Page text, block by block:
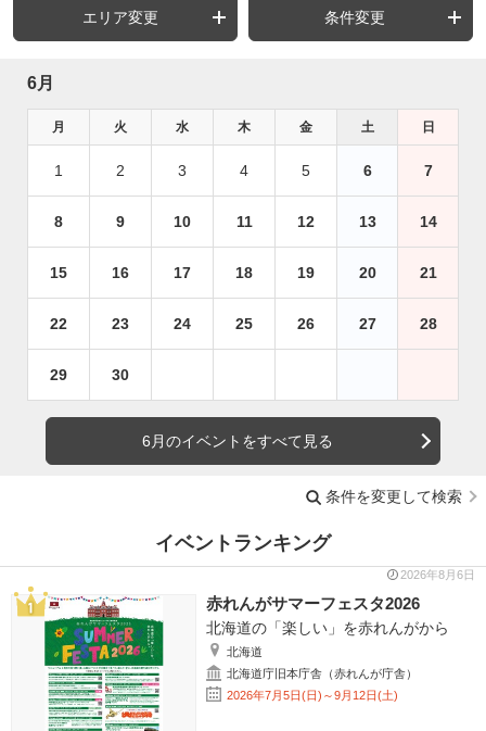
エリア変更 条件変更
6月
月 火 水 木 金 土 日
1 2 3 4 5 6 7
8 9 10 11 12 13 14
15 16 17 18 19 20 21
22 23 24 25 26 27 28
29 30
6月のイベントをすべて見る
条件を変更して検索
イベントランキング
2026年8月6日
赤れんがサマーフェスタ2026
北海道の「楽しい」を赤れんがから
北海道
北海道庁旧本庁舎（赤れんが庁舎）
2026年7月5日(日)～9月12日(土)